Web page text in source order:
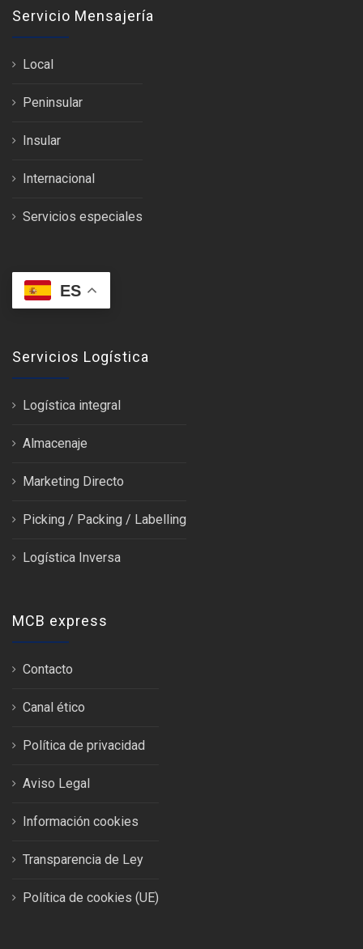
Servicio Mensajería
Local
Peninsular
Insular
Internacional
Servicios especiales
ES
Servicios Logística
Logística integral
Almacenaje
Marketing Directo
Picking / Packing / Labelling
Logística Inversa
MCB express
Contacto
Canal ético
Política de privacidad
Aviso Legal
Información cookies
Transparencia de Ley
Política de cookies (UE)